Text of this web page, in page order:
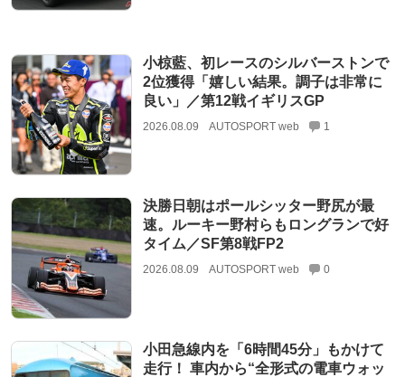
小椋藍、初レースのシルバーストンで
2位獲得「嬉しい結果。調子は非常に
良い」／第12戦イギリスGP
2026.08.09 AUTOSPORT web 1
決勝日朝はポールシッター野尻が最
速。ルーキー野村らもロングランで好
タイム／SF第8戦FP2
2026.08.09 AUTOSPORT web 0
小田急線内を「6時間45分」もかけて
走行！ 車内から“全形式の電車ウォッ